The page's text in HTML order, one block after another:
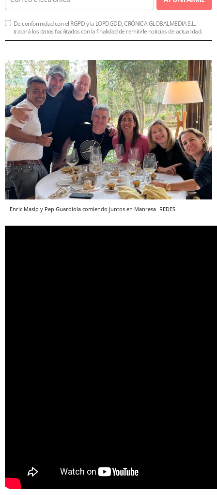
De conformidad con el RGPD y la LOPDGDD, CRÓNICA GLOBALMEDIA S.L.
tratará los datos facilitados con la finalidad de remitirle noticias de actualidad.
Enric Masip y Pep Guardiola comiendo juntos en Manresa REDES